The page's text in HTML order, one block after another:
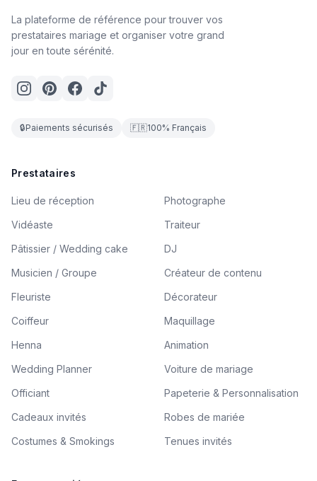
La plateforme de référence pour trouver vos
prestataires mariage et organiser votre grand
jour en toute sérénité.
🔒Paiements sécurisés 🇫🇷100% Français
Prestataires
Lieu de réception
Photographe
Vidéaste
Traiteur
Pâtissier / Wedding cake
DJ
Musicien / Groupe
Créateur de contenu
Fleuriste
Décorateur
Coiffeur
Maquillage
Henna
Animation
Wedding Planner
Voiture de mariage
Officiant
Papeterie & Personnalisation
Cadeaux invités
Robes de mariée
Costumes & Smokings
Tenues invités